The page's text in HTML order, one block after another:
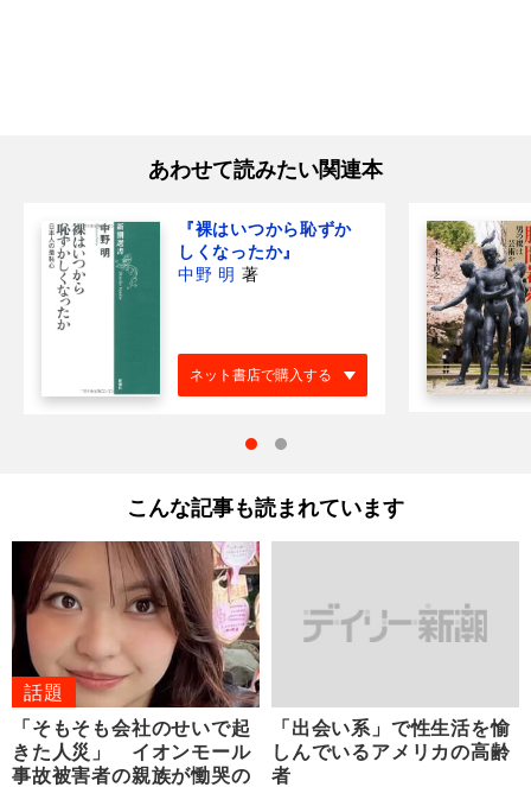
あわせて読みたい関連本
『裸はいつから恥ずか
しくなったか』
中野 明 著
ネット書店で購入する
こんな記事も読まれています
話題
「そもそも会社のせいで起
きた人災」 イオンモール
事故被害者の親族が慟哭の
「出会い系」で性生活を愉
しんでいるアメリカの高齢
者